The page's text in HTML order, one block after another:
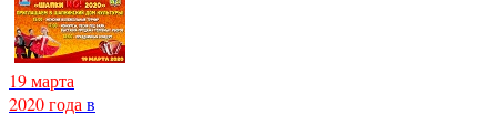
19 марта
2020 года в